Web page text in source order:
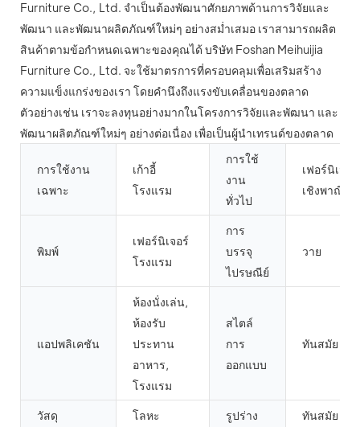
Furniture Co., Ltd. จำเป็นต้องพัฒนาศักยภาพด้านการวิจัยและ
พัฒนา และพัฒนาผลิตภัณฑ์ใหม่ๆ อย่างสม่ำเสมอ เราสามารถผลิต
สินค้าตามข้อกำหนดเฉพาะของคุณได้ บริษัท Foshan Meihuijia
Furniture Co., Ltd. จะใช้มาตรการที่ครอบคลุมเพื่อเสริมสร้าง
ความแข็งแกร่งของเรา โดยคำนึงถึงแรงขับเคลื่อนของตลาด
ตัวอย่างเช่น เราจะลงทุนอย่างมากในโครงการวิจัยและพัฒนา และ
พัฒนาผลิตภัณฑ์ใหม่ๆ อย่างต่อเนื่อง เพื่อเป็นผู้นำเทรนด์ของตลาด
การใช้งาน
เฉพาะ
เก้าอี้
โรงแรม
การใช้
งาน
ทั่วไป
เฟอร์นิเจอร์
เชิงพาณิชย์
พิมพ์
เฟอร์นิเจอร์
โรงแรม
การ
บรรจุ
ไปรษณีย์
วาย
แอปพลิเคชัน
ห้องนั่งเล่น,
ห้องรับ
ประทาน
อาหาร,
โรงแรม
สไตล์
การ
ออกแบบ
ทันสมัย
วัสดุ โลหะ รูปร่าง ทันสมัย